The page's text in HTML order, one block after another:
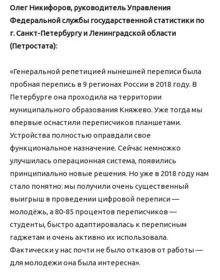
Олег Никифоров, руководитель Управления
Федеральной службы государственной статистики по
г. Санкт-Петербургу и Ленинградской области
(Петростата):
«Генеральной репетицией нынешней переписи была
пробная перепись в 9 регионах России в 2018 году. В
Петербурге она проходила на территории
муниципального образования Княжево. Уже тогда мы
впервые оснастили переписчиков планшетами.
Устройства полностью оправдали свое
функциональное назначение. Сейчас немножко
улучшилась операционная система, появились
принципиально новые решения. Но уже в 2018 году нам
стало понятно: мы получили очень существенный
выигрыш в проведении цифровой переписи —
молодёжь, а 80-85 процентов переписчиков —
студенты, быстро адаптировалась к переписным
гаджетам и очень активно их использовала.
Фактически у нас почти не было отказов от работы —
для молодежи она была интересна».